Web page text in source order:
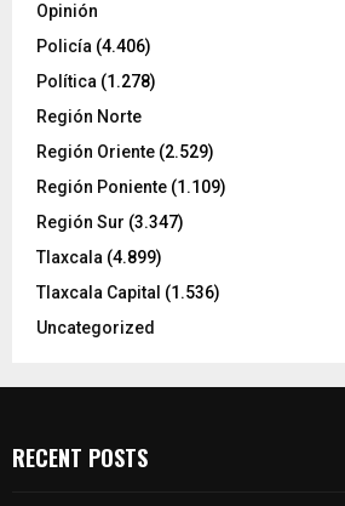
Opinión
Policía (4.406)
Política (1.278)
Región Norte
Región Oriente (2.529)
Región Poniente (1.109)
Región Sur (3.347)
Tlaxcala (4.899)
Tlaxcala Capital (1.536)
Uncategorized
RECENT POSTS